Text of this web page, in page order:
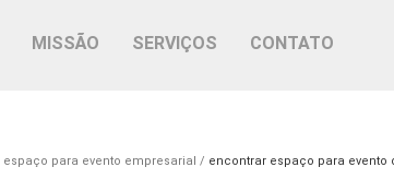
MISSÃO SERVIÇOS CONTATO
espaço para evento empresarial encontrar espaço para evento